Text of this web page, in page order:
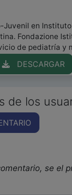
Juvenil en
Fondazione
de pediatría y
DESCARGAR
de los
se el